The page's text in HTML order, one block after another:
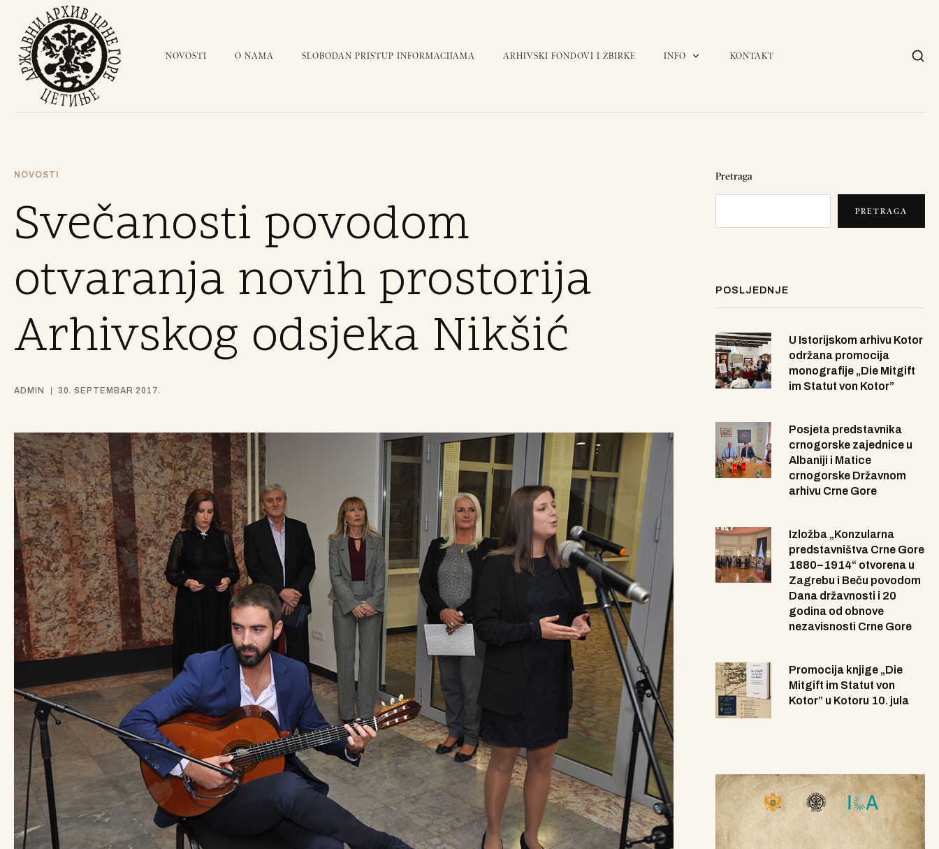
NOVOSTI O NAMA SLOBODAN PRISTUP INFORMACIJAMA ARHIVSKI FONDOVI I ZBIRKE INFO KONTAKT
NOVOSTI
Svečanosti povodom
otvaranja novih prostorija
Arhivskog odsjeka Nikšić
ADMIN 30. SEPTEMBAR 2017.
Pretraga
PRETRAGA
POSLJEDNJE
U Istorijskom arhivu Kotor
održana promocija
monografije „Die Mitgift
im Statut von Kotor”
Posjeta predstavnika
crnogorske zajednice u
Albaniji i Matice
crnogorske Državnom
arhivu Crne Gore
Izložba „Konzularna
predstavništva Crne Gore
1880–1914“ otvorena u
Zagrebu i Beču povodom
Dana državnosti i 20
godina od obnove
nezavisnosti Crne Gore
Promocija knjige „Die
Mitgift im Statut von
Kotor” u Kotoru 10. jula